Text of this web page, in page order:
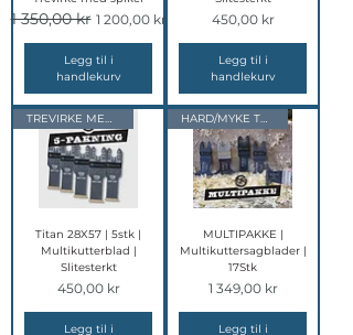
Vanlig pris
1 350,00 kr Salgspris
1 200,00 kr
Legg til i
handlekurv
Pris
450,00 kr
Legg til i
handlekurv
Titan 28X57 | 5stk |
Multikutterblad |
Slitesterkt
Pris
450,00 kr
Legg til i
MULTIPAKKE |
Multikuttersagblader |
17Stk
Pris
1 349,00 kr
Legg til i